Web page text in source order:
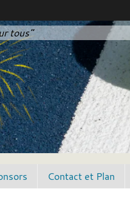
tous"
Contact et Plan